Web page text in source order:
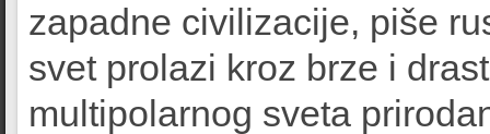
zapadne civilizacije, piše
svet prolazi kroz brze i
multipolarnog sveta